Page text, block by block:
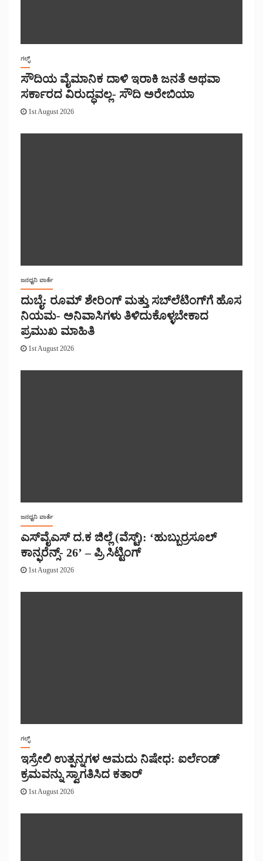
ಗಲ್ಫ್
ಸೌದಿಯ ವೈಮಾನಿಕ ದಾಳಿ ಇರಾಕಿ ಜನತೆ ಅಥವಾ
ಸರ್ಕಾರದ ವಿರುದ್ಧವಲ್ಲ- ಸೌದಿ ಅರೇಬಿಯಾ
1st August 2026
ಜನಧ್ವನಿ ವಾರ್ತೆ
ದುಬೈ: ರೂಮ್ ಶೇರಿಂಗ್ ಮತ್ತು ಸಬ್‌ಲೆಟಿಂಗ್‌ಗೆ ಹೊಸ
ನಿಯಮ- ಅನಿವಾಸಿಗಳು ತಿಳಿದುಕೊಳ್ಳಬೇಕಾದ
ಪ್ರಮುಖ ಮಾಹಿತಿ
1st August 2026
ಜನಧ್ವನಿ ವಾರ್ತೆ
ಎಸ್‌ವೈಎಸ್ ದ.ಕ ಜಿಲ್ಲೆ (ವೆಸ್ಟ್): ‘ಹುಬ್ಬುರ್ರಸೂಲ್
ಕಾನ್ಫರೆನ್ಸ್- 26’ – ಪ್ರಿ ಸಿಟ್ಟಿಂಗ್
1st August 2026
ಗಲ್ಫ್
ಇಸ್ರೇಲಿ ಉತ್ಪನ್ನಗಳ ಆಮದು ನಿಷೇಧ: ಐರ್ಲೆಂಡ್
ಕ್ರಮವನ್ನು ಸ್ವಾಗತಿಸಿದ ಕತಾರ್
1st August 2026